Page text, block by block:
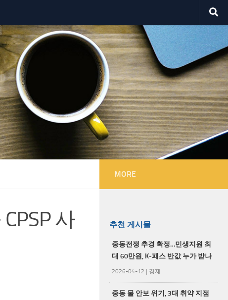
사
MORE
추천 게시물
중동전쟁 추경 확정…민생지원 최
대 60만원, K-패스 반값 누가 받나
2026-04-12 | 경제
중동 물 안보 위기, 3대 취약 지점